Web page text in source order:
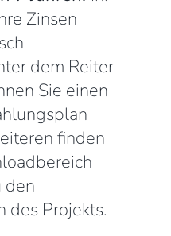
Zinsen
dem Reiter
Sie einen
finden
den
des Projekts.